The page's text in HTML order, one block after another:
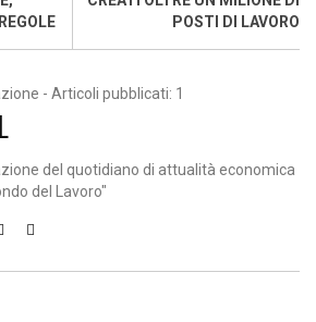
POSTI DI LAVORO
- Articoli pubblicati: 1
del quotidiano di attualità economica
del Lavoro"